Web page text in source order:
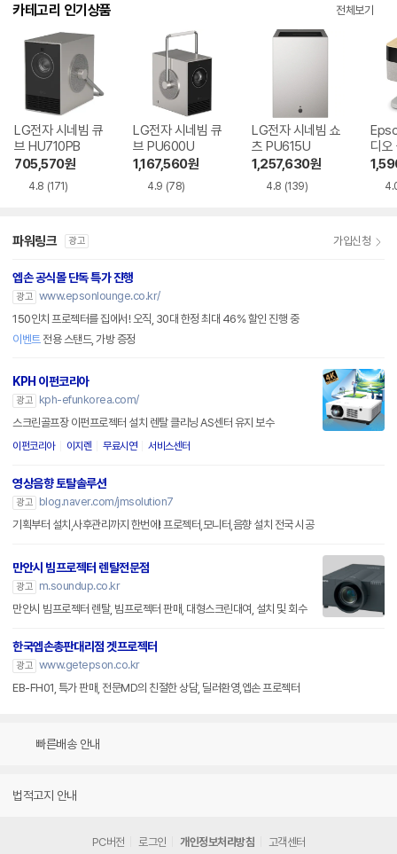
카테고리 인기상품 전체보기
LG전자 시네빔 큐
브 HU710PB
705,570원
4.8 (171)
LG전자 시네빔 큐
브 PU600U
1,167,560원
4.9 (78)
LG전자 시네빔 쇼
츠 PU615U
1,257,630원
4.8 (139)
디오
EF-
파워링크 광고 가입신청
엡손 공식몰 단독 특가 진행
광고 www.epsonlounge.co.kr/
150인치 프로젝터를 집에서! 오직, 30대 한정 최대 46% 할인 진행 중
이벤트전용 스탠드, 가방 증정
KPH 이펀코리아
광고
kph-efunkorea.com/
스크린골프장 이펀프로젝터 설치 렌탈 클리닝 AS센터 유지 보수
이펀코리아 이지렌 무료시연 서비스센터
영상음향 토탈솔루션
광고
blog.naver.com/jmsolution7
기획부터 설치,사후관리까지 한번에! 프로젝터,모니터,음향 설치 전국 시공
만안시 빔프로젝터 렌탈전문점
광고
m.soundup.co.kr
만안시 빔프로젝터 렌탈, 빔프로젝터 판매, 대형스크린대여, 설치 및 회수
한국엡손총판대리점 겟프로젝터
광고 www.getepson.co.kr
EB-FH01, 특가 판매, 전문MD의 친절한 상담, 딜러환영,엡손 프로젝터
빠른배송 안내
법적고지 안내
PC버전 로그인 개인정보처리방침 고객센터